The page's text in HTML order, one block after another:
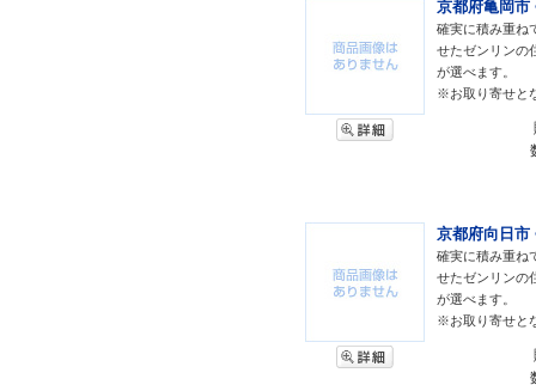
京都府亀岡市
確実に積み重ね
せたゼンリンの
が選べます。
※お取り寄せと
京都府向日市
確実に積み重ね
せたゼンリンの
が選べます。
※お取り寄せと